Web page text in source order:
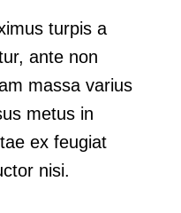
turpis a
ante non
massa varius
metus in
ex feugiat
nisi.